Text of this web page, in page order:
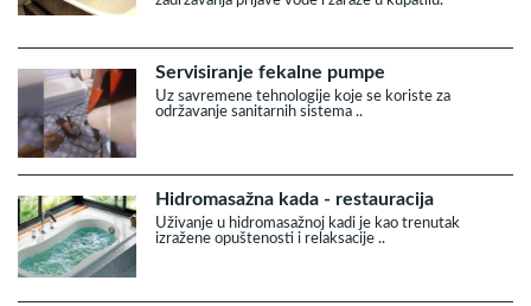
Servisiranje fekalne pumpe
Uz savremene tehnologije koje se koriste za
održavanje sanitarnih sistema ..
Hidromasažna kada - restauracija
Uživanje u hidromasažnoj kadi je kao trenutak
izražene opuštenosti i relaksacije ..